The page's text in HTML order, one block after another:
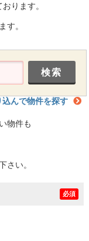
ります。
す。
込んで物件を探す
物件も
さい。
必須